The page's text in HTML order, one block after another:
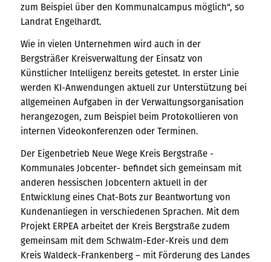
zum Beispiel über den Kommunalcampus möglich“, so
Landrat Engelhardt.
Wie in vielen Unternehmen wird auch in der
Bergsträßer Kreisverwaltung der Einsatz von
Künstlicher Intelligenz bereits getestet. In erster Linie
werden KI-Anwendungen aktuell zur Unterstützung bei
allgemeinen Aufgaben in der Verwaltungsorganisation
herangezogen, zum Beispiel beim Protokollieren von
internen Videokonferenzen oder Terminen.
Der Eigenbetrieb Neue Wege Kreis Bergstraße -
Kommunales Jobcenter- befindet sich gemeinsam mit
anderen hessischen Jobcentern aktuell in der
Entwicklung eines Chat-Bots zur Beantwortung von
Kundenanliegen in verschiedenen Sprachen. Mit dem
Projekt ERPEA arbeitet der Kreis Bergstraße zudem
gemeinsam mit dem Schwalm-Eder-Kreis und dem
Kreis Waldeck-Frankenberg – mit Förderung des Landes